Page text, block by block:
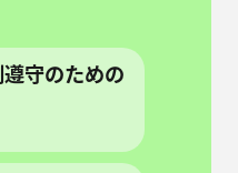
守のための